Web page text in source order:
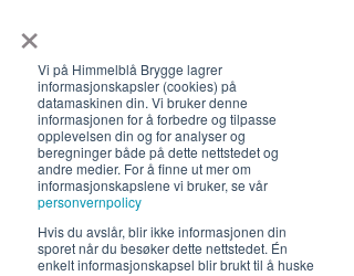
×
Vi på Himmelblå Brygge lagrer
informasjonskapsler (cookies) på
datamaskinen din. Vi bruker denne
informasjonen for å forbedre og tilpasse
opplevelsen din og for analyser og
beregninger både på dette nettstedet og
andre medier. For å finne ut mer om
informasjonskapslene vi bruker, se vår
personvernpolicy
Hvis du avslår, blir ikke informasjonen din
sporet når du besøker dette nettstedet. Én
enkelt informasjonskapsel blir brukt til å huske
19. juni - 5. august 12-23 (02)
Lunsj 12-16:30 | Middag 18:30
Fra 30.7 begrenset servering
12-17, middag 18.30
Hold deg oppdatert om hva
som skjer på Himmelblå og